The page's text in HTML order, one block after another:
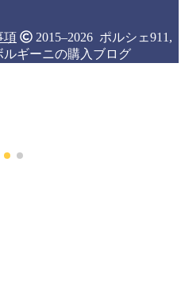
項
2015–2026 ポルシェ911,
ギーニの購入ブログ